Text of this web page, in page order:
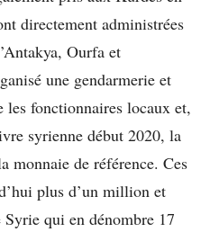
directement administrées
Ourfa et
une gendarmerie et
les fonctionnaires locaux et,
syrienne début 2020, la
monnaie de référence. Ces
plus d’un million et
Syrie qui en dénombre 17